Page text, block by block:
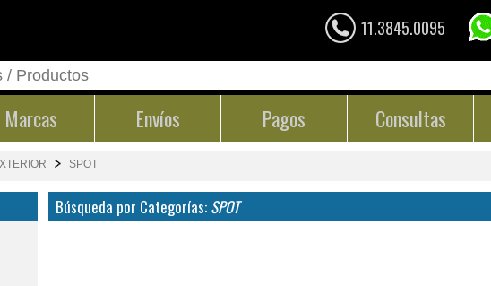
11.3845.0095
Marcas Envíos Pagos Consultas
SPOT
Búsqueda por Categorías: SPOT